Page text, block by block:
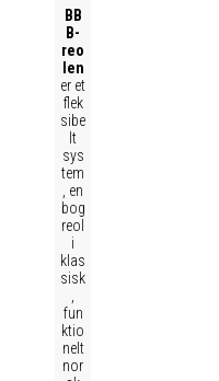
BB
B-
reo
len
er et
flek
sibe
lt
sys
tem
, en
bog
reol
i
klas
sisk
,
fun
ktio
nelt
nor